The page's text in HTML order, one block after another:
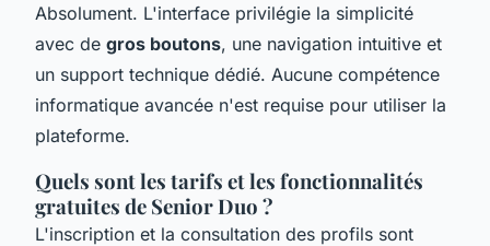
Absolument. L'interface privilégie la simplicité
avec de gros boutons, une navigation intuitive et
un support technique dédié. Aucune compétence
informatique avancée n'est requise pour utiliser la
plateforme.
Quels sont les tarifs et les fonctionnalités
gratuites de Senior Duo ?
L'inscription et la consultation des profils sont